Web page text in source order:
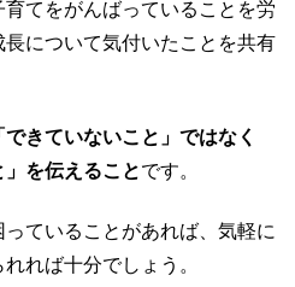
てをがんばっていることを労
について気付いたことを共有
できていないこと」ではなく
」を伝えることです。
ていることがあれば、気軽に
れば十分でしょう。